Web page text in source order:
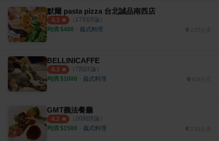
默爾 pasta pizza 台北誠品南西店
4.3 （ 17則評論）
均消 $400 ・ 義式料理
BELLINICAFFE
4.3 （ 7則評論）
均消 $1000 ・ 義式料理 634公尺
GMT義法餐廳
4.2 （ 20則評論）
均消 $1500 ・ 義式料理